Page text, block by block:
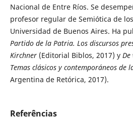
Nacional de Entre Ríos. Se
profesor regular de Semiótica de
Universidad de Buenos Aires. Ha
Partido de la Patria. Los discursos
Kirchner(Editorial Biblos, 2017) y
Temas clásicos y contemporáneos de
Argentina de Retórica, 2017).
Referências